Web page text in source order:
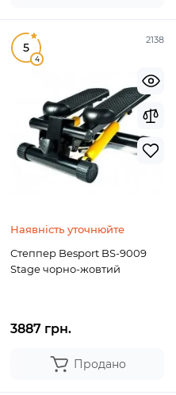
2138
5
4
Наявність уточнюйте
Степпер Besport BS-9009
Stage чорно-жовтий
3887 грн.
Продано